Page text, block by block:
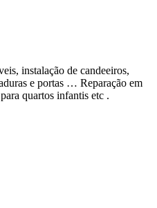
instalação de candeeiros,
e portas … Reparação em
quartos infantis etc .